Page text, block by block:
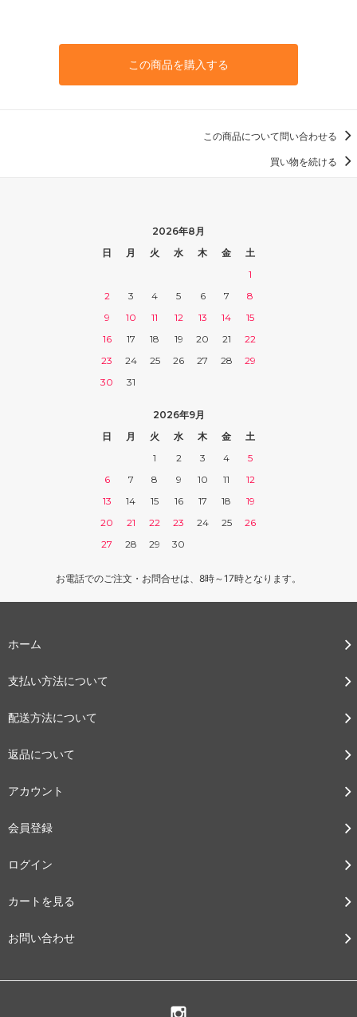
この商品を購入する
この商品について問い合わせる
買い物を続ける
2026年8月
日
月 火 水 木 金
土
1
2
3 4 5 6 7
8
9
10 11 12 13 14
15
16
17 18 19 20 21
22
23
24 25 26 27 28
29
30
31
2026年9月
日
月 火 水 木 金
土
1
2 3 4
5
6
7 8 9 10 11
12
13
14 15 16 17 18
19
20
21 22 23 24 25
26
27
28 29 30
お電話でのご注文・お問合せは、8時～17時となります。
ホーム
支払い方法について
配送方法について
返品について
アカウント
会員登録
ログイン
カートを見る
お問い合わせ